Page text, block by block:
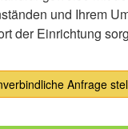
und Ihrem
der Einrichtung
Anfrage